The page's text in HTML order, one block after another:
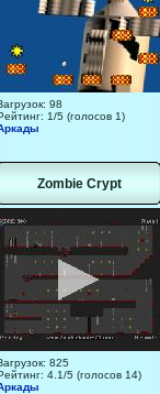
98
1/5 (голосов 1)
Zombie Crypt
825
4.1/5 (голосов 14)